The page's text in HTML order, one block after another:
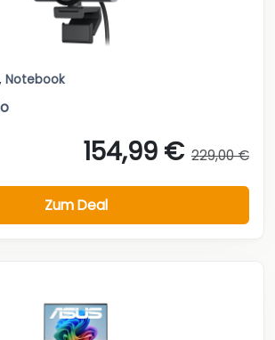
, Notebook
154,99 € 229,00 €
Zum Deal